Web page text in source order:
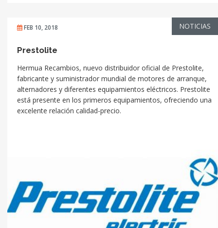
FEB 10, 2018 NOTICIAS
Prestolite
Hermua Recambios, nuevo distribuidor oficial de Prestolite,
fabricante y suministrador mundial de motores de arranque,
alternadores y diferentes equipamientos eléctricos. Prestolite
está presente en los primeros equipamientos, ofreciendo una
excelente relación calidad-precio.